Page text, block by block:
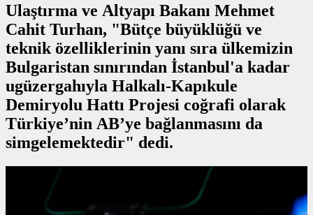
Ulaştırma ve Altyapı Bakanı Mehmet
Cahit Turhan, "Bütçe büyüklüğü ve
teknik özelliklerinin yanı sıra ülkemizin
Bulgaristan sınırından İstanbul'a kadar
ugüzergahıyla Halkalı-Kapıkule
Demiryolu Hattı Projesi coğrafi olarak
Türkiye’nin AB’ye bağlanmasını da
simgelemektedir" dedi.